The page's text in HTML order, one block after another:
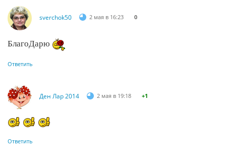
sverchok50 2 мая в 16:23 0
БлагоДарю
Ответить
Ден Лар 2014 2 мая в 19:18 +1
Ответить